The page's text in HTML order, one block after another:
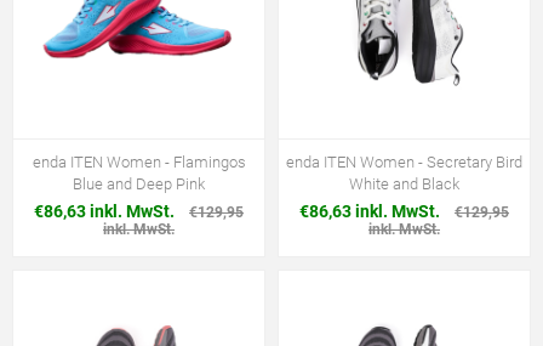
enda ITEN Women - Flamingos
Blue and Deep Pink
€86,63 inkl. MwSt.
€129,95
inkl. MwSt.
enda ITEN Women - Secretary Bird
White and Black
€86,63 inkl. MwSt.
€129,95
inkl. MwSt.